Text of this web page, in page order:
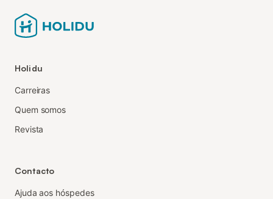
Holidu
Carreiras
Quem somos
Revista
Contacto
Ajuda aos hóspedes